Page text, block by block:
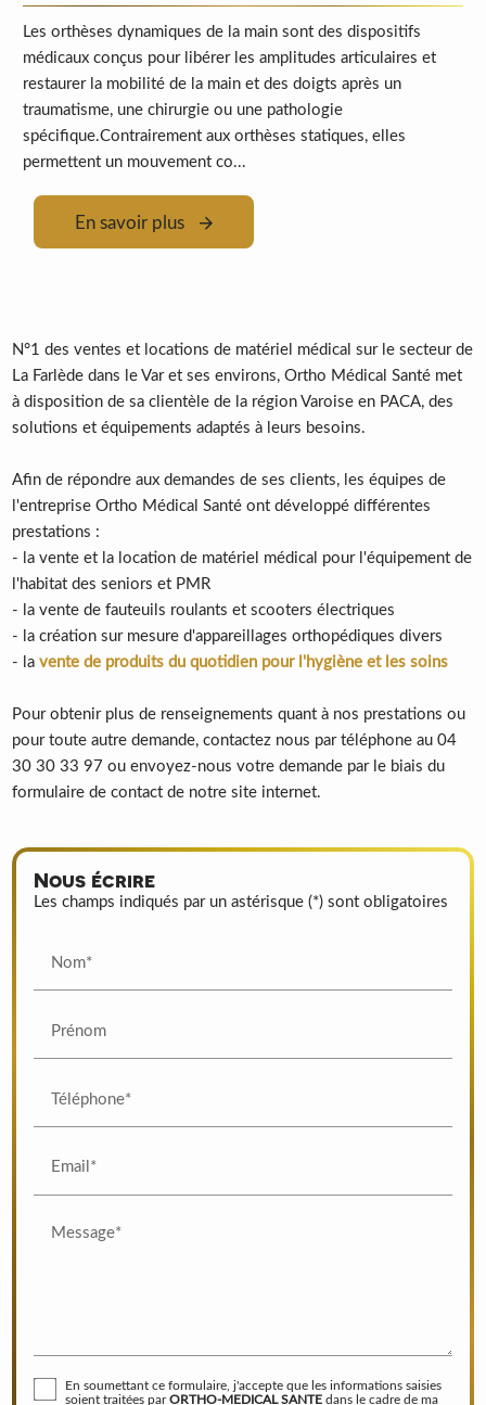
Les orthèses dynamiques de la main sont des dispositifs
médicaux conçus pour libérer les amplitudes articulaires et
restaurer la mobilité de la main et des doigts après un
traumatisme, une chirurgie ou une pathologie
spécifique.Contrairement aux orthèses statiques, elles
permettent un mouvement co...
En savoir plus
N°1 des ventes et locations de matériel médical sur le secteur de
La Farlède dans le Var et ses environs, Ortho Médical Santé met
à disposition de sa clientèle de la région Varoise en PACA, des
solutions et équipements adaptés à leurs besoins.
Afin de répondre aux demandes de ses clients, les équipes de
l'entreprise Ortho Médical Santé ont développé différentes
prestations :
- la vente et la location de matériel médical pour l'équipement de
l'habitat des seniors et PMR
- la vente de fauteuils roulants et scooters électriques
- la création sur mesure d'appareillages orthopédiques divers
- lavente de produits du quotidien pour l'hygiène et les soins
Pour obtenir plus de renseignements quant à nos prestations ou
pour toute autre demande, contactez nous par téléphone au 04
30 30 33 97 ou envoyez-nous votre demande par le biais du
formulaire de contact de notre site internet.
Nous écrire
Les champs indiqués par un astérisque (*) sont obligatoires
Nom*
Prénom
Téléphone*
Email*
Message*
En soumettant ce formulaire, j'accepte que les informations saisies
soient traitées parORTHO-MEDICAL SANTEdans le cadre de ma